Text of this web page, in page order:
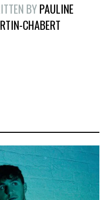
BYPAULINE
CHABERT